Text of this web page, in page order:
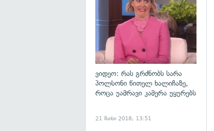
ვიდეო: რას გრძნობს სარა
პოლსონი წითელ ხალიჩაზე,
როცა უამრავი კამერა უყურებს
21 მაისი 2018, 13:51